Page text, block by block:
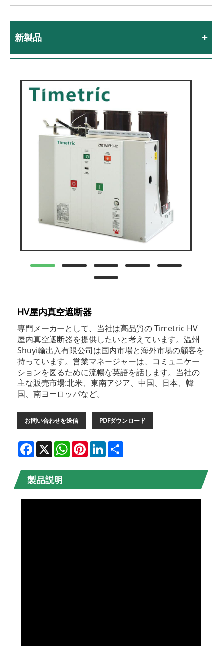
新製品
HV屋内真空遮断器
専門メーカーとして、当社は高品質の Timetric HV
屋内真空遮断器を提供したいと考えています。温州
Shuyi輸出入有限公司は国内市場と海外市場の顧客を
持っています。営業マネージャーは、コミュニケー
ションを図るために流暢な英語を話します。当社の
主な販売市場:北米、東南アジア、中国、日本、韓
国、南ヨーロッパなど。
お問い合わせを送信 PDFダウンロード
Facebook
X WhatsAppPinterestLinkedIn
製品説明